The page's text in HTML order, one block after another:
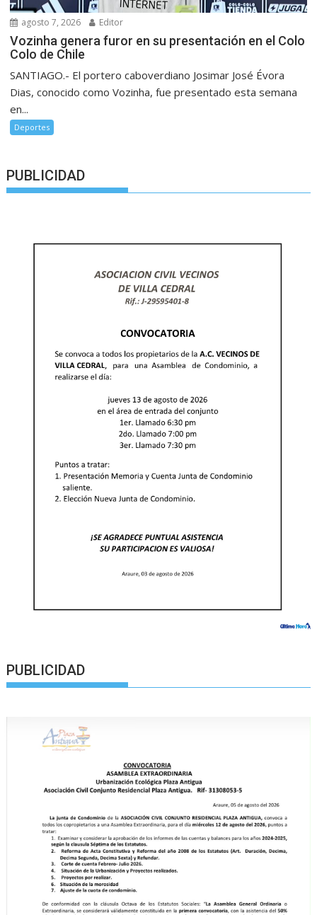
agosto 7, 2026 Editor
Vozinha genera furor en su presentación en el Colo
Colo de Chile
SANTIAGO.- El portero caboverdiano Josimar José Évora
Dias, conocido como Vozinha, fue presentado esta semana
en...
Deportes
PUBLICIDAD
PUBLICIDAD